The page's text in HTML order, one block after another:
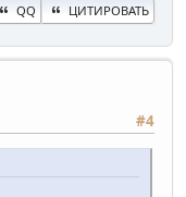
QQ ЦИТИРОВАТЬ
#4